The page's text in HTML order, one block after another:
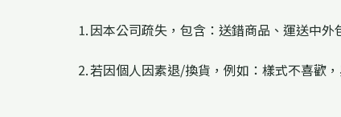
⒈因本公司疏失，包含：送錯商品、運送中外
⒉若因個人因素退/換貨，例如：樣式不喜歡